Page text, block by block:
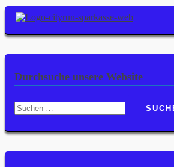
Durchsuche unsere Website
Suchen
nach: